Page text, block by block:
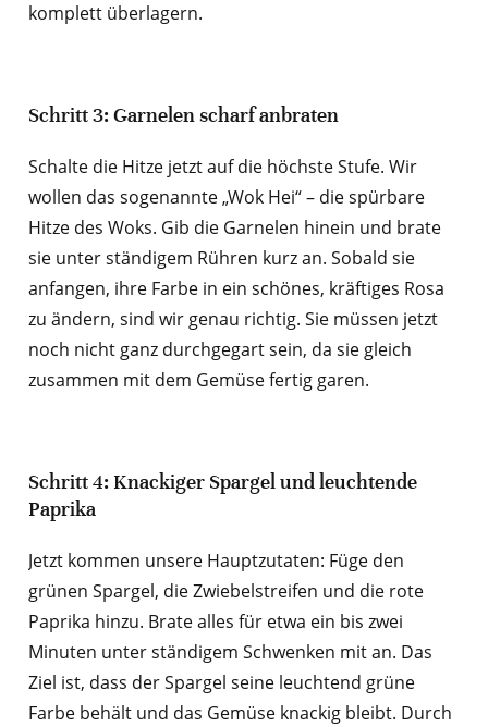
komplett überlagern.
Schritt 3: Garnelen scharf anbraten
Schalte die Hitze jetzt auf die höchste Stufe. Wir
wollen das sogenannte „Wok Hei“ – die spürbare
Hitze des Woks. Gib die Garnelen hinein und brate
sie unter ständigem Rühren kurz an. Sobald sie
anfangen, ihre Farbe in ein schönes, kräftiges Rosa
zu ändern, sind wir genau richtig. Sie müssen jetzt
noch nicht ganz durchgegart sein, da sie gleich
zusammen mit dem Gemüse fertig garen.
Schritt 4: Knackiger Spargel und leuchtende
Paprika
Jetzt kommen unsere Hauptzutaten: Füge den
grünen Spargel, die Zwiebelstreifen und die rote
Paprika hinzu. Brate alles für etwa ein bis zwei
Minuten unter ständigem Schwenken mit an. Das
Ziel ist, dass der Spargel seine leuchtend grüne
Farbe behält und das Gemüse knackig bleibt. Durch